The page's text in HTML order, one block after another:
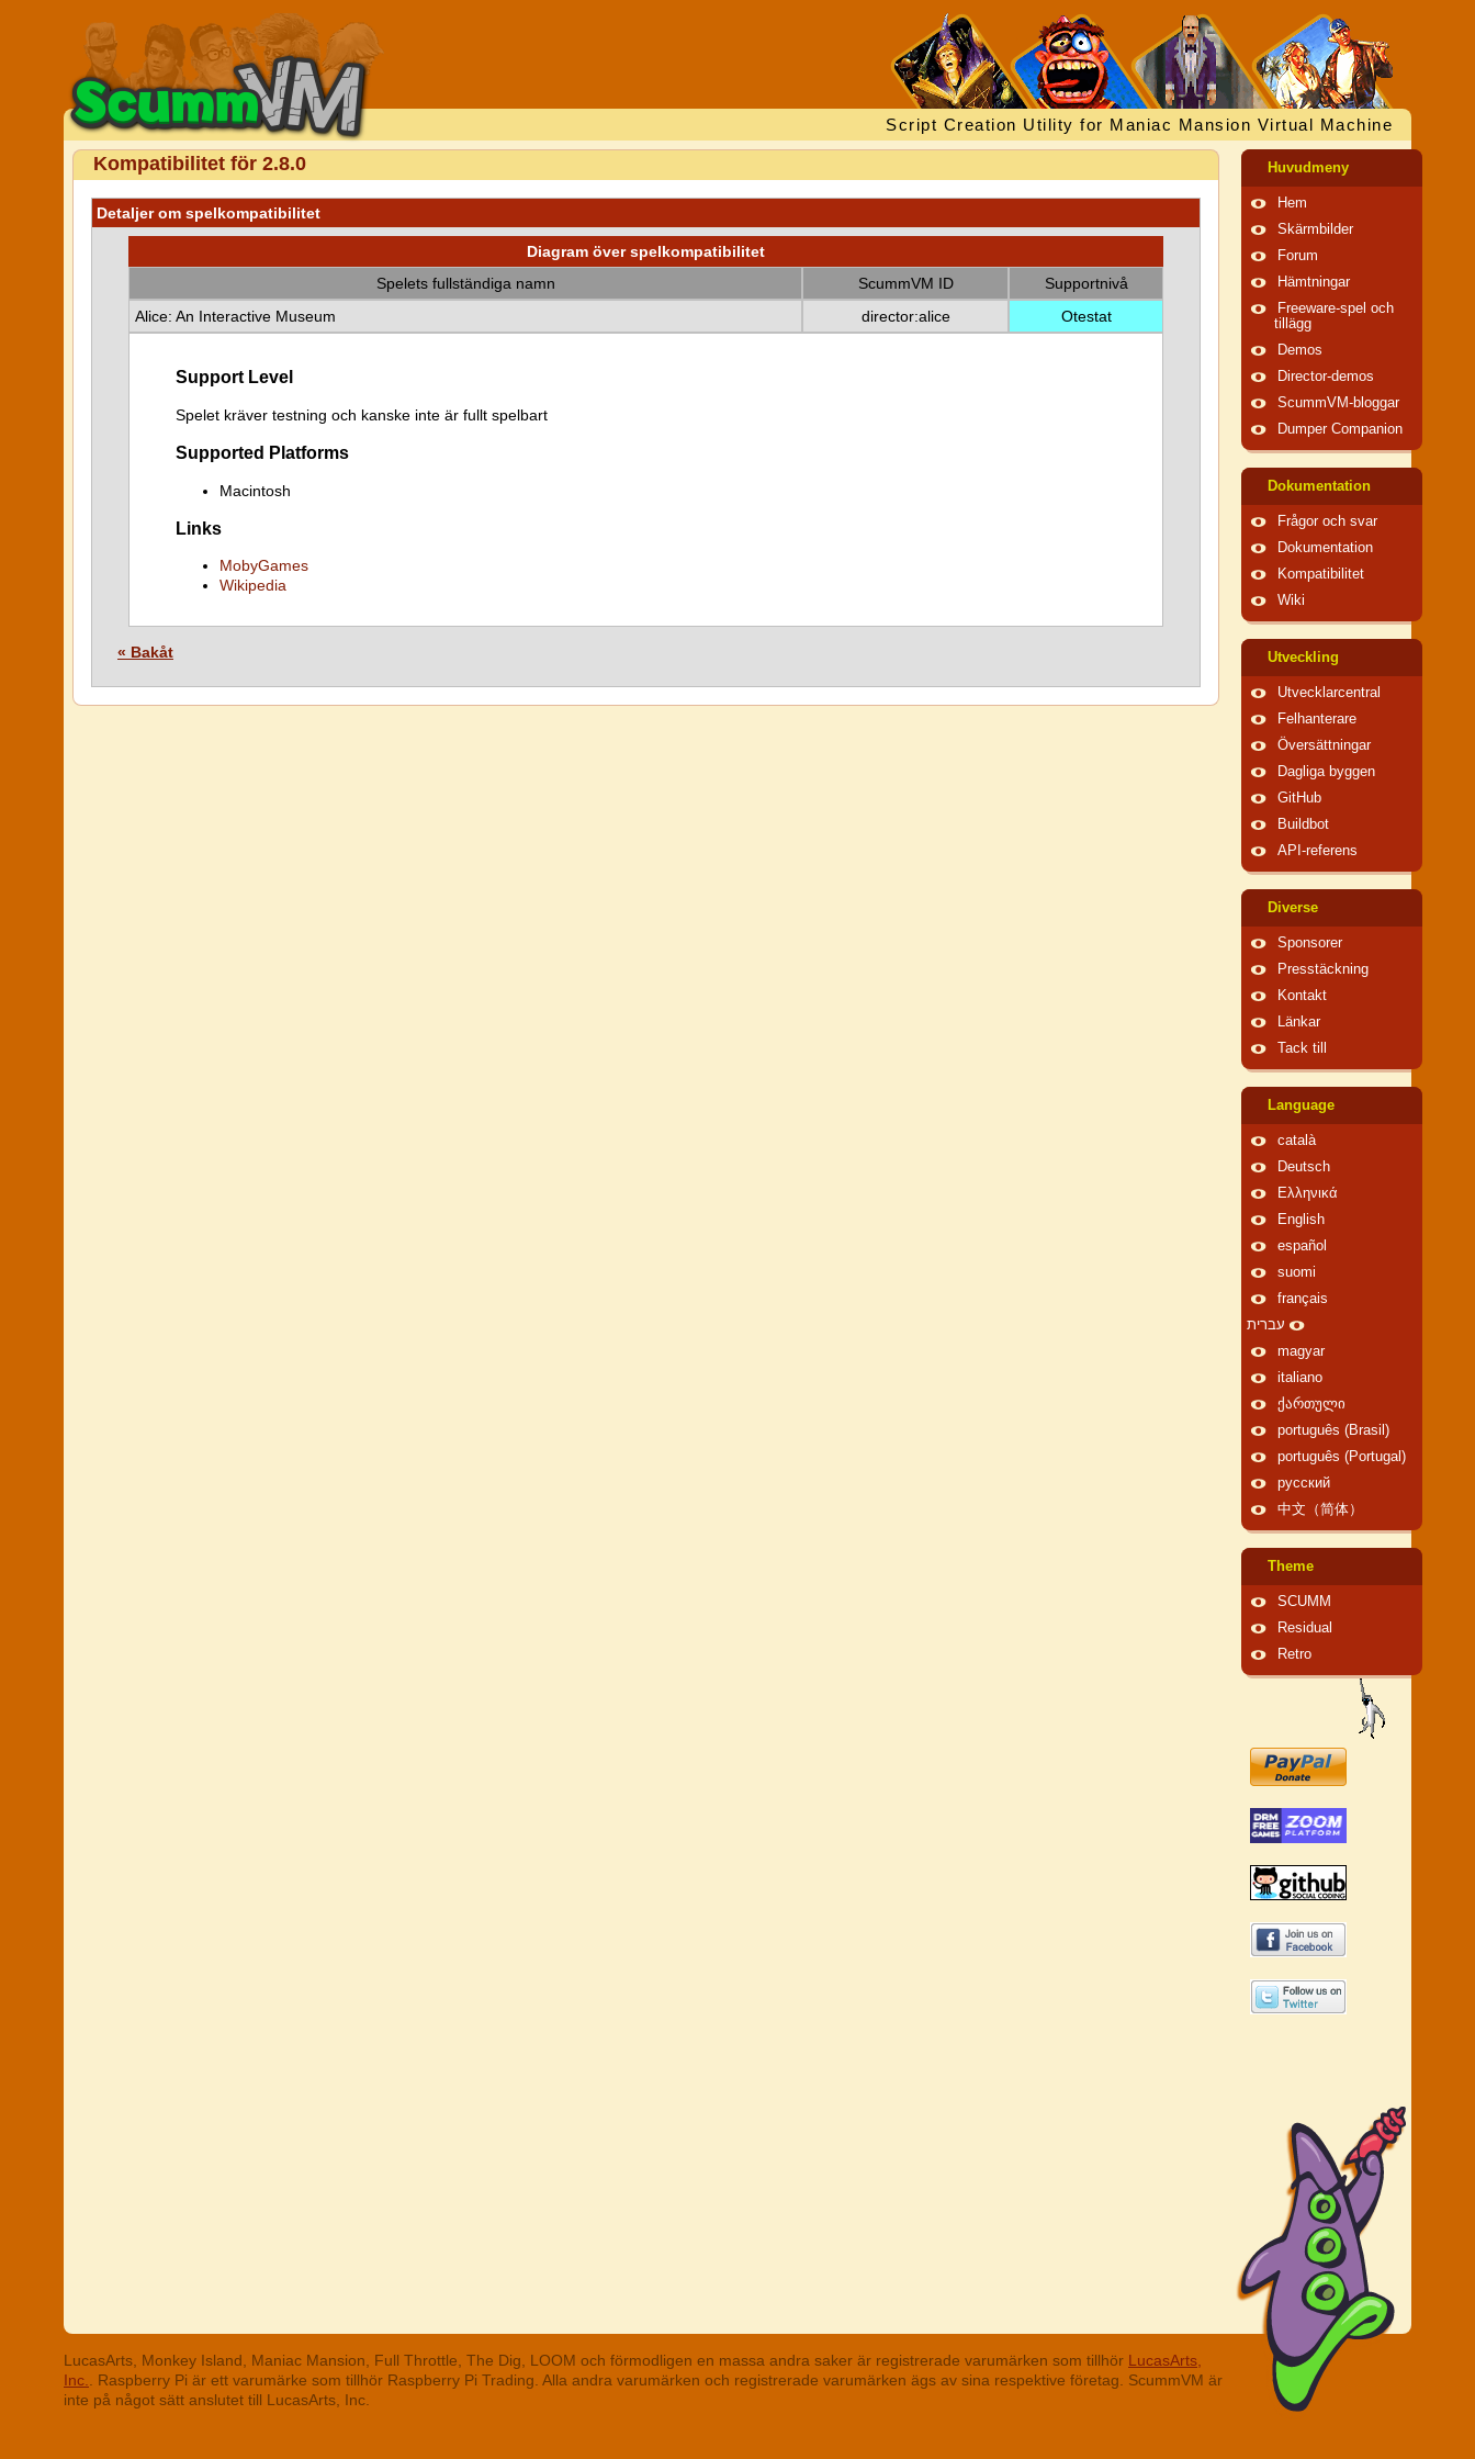
Script Creation Utility for Maniac Mansion Virtual Machine
Kompatibilitet för 2.8.0
Detaljer om spelkompatibilitet
Diagram över spelkompatibilitet
Spelets fullständiga namn
ScummVM ID
Supportnivå
Alice: An Interactive Museum
director:alice Otestat
Support Level
Spelet kräver testning och kanske inte är fullt spelbart
Supported Platforms
Macintosh
Links
MobyGames
Wikipedia
« Bakåt
Huvudmeny
Hem
Skärmbilder
Forum
Hämtningar
Freeware-spel och
tillägg
Demos
Director-demos
ScummVM-bloggar
Dumper Companion
Dokumentation
Frågor och svar
Dokumentation
Kompatibilitet
Wiki
Utveckling
Utvecklarcentral
Felhanterare
Översättningar
Dagliga byggen
GitHub
Buildbot
API-referens
Diverse
Sponsorer
Presstäckning
Kontakt
Länkar
Tack till
Language
català
Deutsch
Ελληνικά
English
español
suomi
français
עברית
magyar
italiano
ქართული
português (Brasil)
português (Portugal)
русский
中文（简体）
Theme
SCUMM
Residual
Retro
LucasArts, Monkey Island, Maniac Mansion, Full Throttle, The Dig, LOOM och förmodligen en massa andra saker är registrerade varumärken som tillhör LucasArts,
Inc.
. Raspberry Pi är ett varumärke som tillhör Raspberry Pi Trading. Alla andra varumärken och registrerade varumärken ägs av sina respektive företag. ScummVM är
inte på något sätt anslutet till LucasArts, Inc.